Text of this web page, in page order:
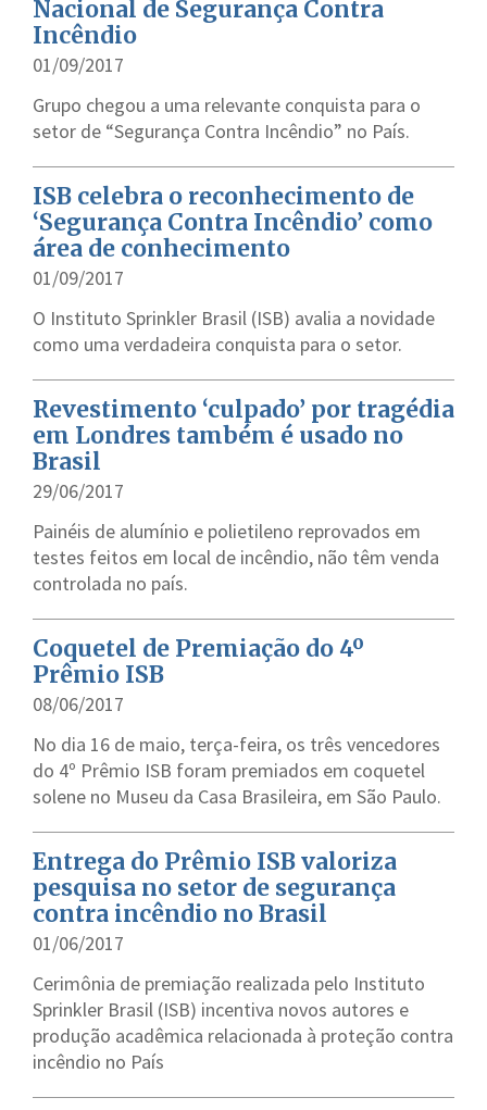
Nacional de Segurança Contra
Incêndio
01/09/2017
Grupo chegou a uma relevante conquista para o
setor de “Segurança Contra Incêndio” no País.
ISB celebra o reconhecimento de
‘Segurança Contra Incêndio’ como
área de conhecimento
01/09/2017
O Instituto Sprinkler Brasil (ISB) avalia a novidade
como uma verdadeira conquista para o setor.
Revestimento ‘culpado’ por tragédia
em Londres também é usado no
Brasil
29/06/2017
Painéis de alumínio e polietileno reprovados em
testes feitos em local de incêndio, não têm venda
controlada no país.
Coquetel de Premiação do 4º
Prêmio ISB
08/06/2017
No dia 16 de maio, terça-feira, os três vencedores
do 4º Prêmio ISB foram premiados em coquetel
solene no Museu da Casa Brasileira, em São Paulo.
Entrega do Prêmio ISB valoriza
pesquisa no setor de segurança
contra incêndio no Brasil
01/06/2017
Cerimônia de premiação realizada pelo Instituto
Sprinkler Brasil (ISB) incentiva novos autores e
produção acadêmica relacionada à proteção contra
incêndio no País